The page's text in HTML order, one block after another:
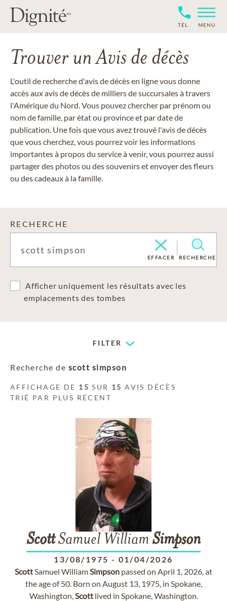
TÉL MENU
Trouver un Avis de décès
L'outil de recherche d'avis de décès en ligne vous donne
accès aux avis de décès de milliers de succursales à travers
l'Amérique du Nord. Vous pouvez chercher par prénom ou
nom de famille, par état ou province et par date de
publication. Une fois que vous avez trouvé l'avis de décès
que vous cherchez, vous pourrez voir les informations
importantes à propos du service à venir, vous pourrez aussi
partager des photos ou des souvenirs et envoyer des fleurs
ou des cadeaux à la famille.
RECHERCHE
EFFACER RECHERCHE
Afficher uniquement les résultats avec les
emplacements des tombes
FILTER
Recherche de scott simpson
AFFICHAGE DE 15 SUR 15 AVIS DÉCÈS
TRIÉ PAR PLUS RÉCENT
ScottSamuel William Simpson
13/08/1975 - 01/04/2026
ScottSamuel WilliamSimpson passed on April 1, 2026, at
the age of 50. Born on August 13, 1975, in Spokane,
Washington,Scottlived in Spokane, Washington.